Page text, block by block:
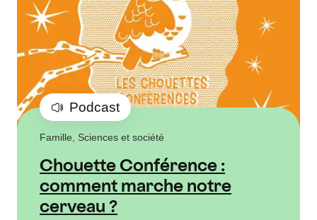
Chouette Conférence :
comment marche notre
cerveau ?
Famille, Sciences et société
Podcast